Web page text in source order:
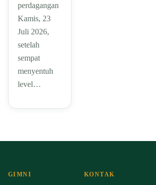
perdagangan
Kamis, 23
Juli 2026,
setelah
sempat
menyentuh
level…
GIMNI KONTAK